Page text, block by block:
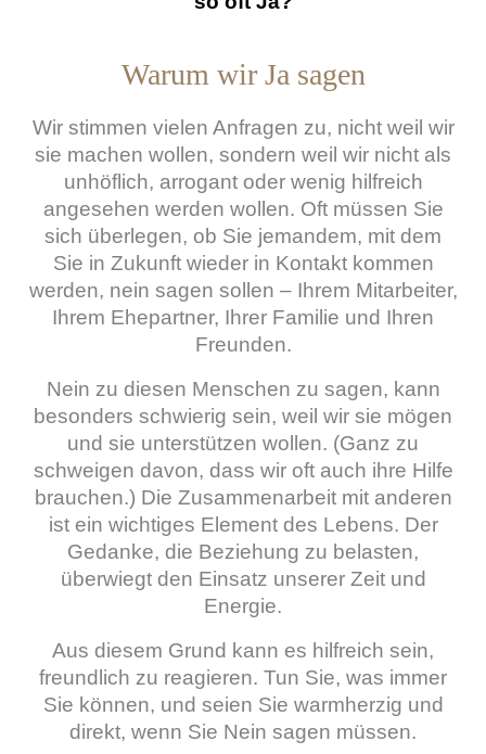
Warum wir Ja sagen
Wir stimmen vielen Anfragen zu, nicht weil wir
sie machen wollen, sondern weil wir nicht als
unhöflich, arrogant oder wenig hilfreich
angesehen werden wollen. Oft müssen Sie
sich überlegen, ob Sie jemandem, mit dem
Sie in Zukunft wieder in Kontakt kommen
werden, nein sagen sollen – Ihrem Mitarbeiter,
Ihrem Ehepartner, Ihrer Familie und Ihren
Freunden.
Nein zu diesen Menschen zu sagen, kann
besonders schwierig sein, weil wir sie mögen
und sie unterstützen wollen. (Ganz zu
schweigen davon, dass wir oft auch ihre Hilfe
brauchen.) Die Zusammenarbeit mit anderen
ist ein wichtiges Element des Lebens. Der
Gedanke, die Beziehung zu belasten,
überwiegt den Einsatz unserer Zeit und
Energie.
Aus diesem Grund kann es hilfreich sein,
freundlich zu reagieren. Tun Sie, was immer
Sie können, und seien Sie warmherzig und
direkt, wenn Sie Nein sagen müssen.